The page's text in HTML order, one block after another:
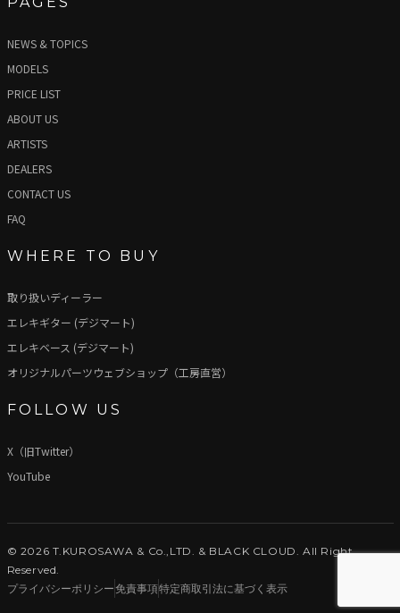
NEWS & TOPICS
MODELS
PRICE LIST
ABOUT US
ARTISTS
DEALERS
CONTACT US
FAQ
WHERE TO BUY
取り扱いディーラー
エレキギター (デジマート)
エレキベース (デジマート)
オリジナルパーツウェブショップ（工房直営）
FOLLOW US
X（旧Twitter）
YouTube
© 2026 T.KUROSAWA & Co.,LTD. & BLACK CLOUD. All Right
Reserved.
プライバシーポリシー免責事項特定商取引法に基づく表示